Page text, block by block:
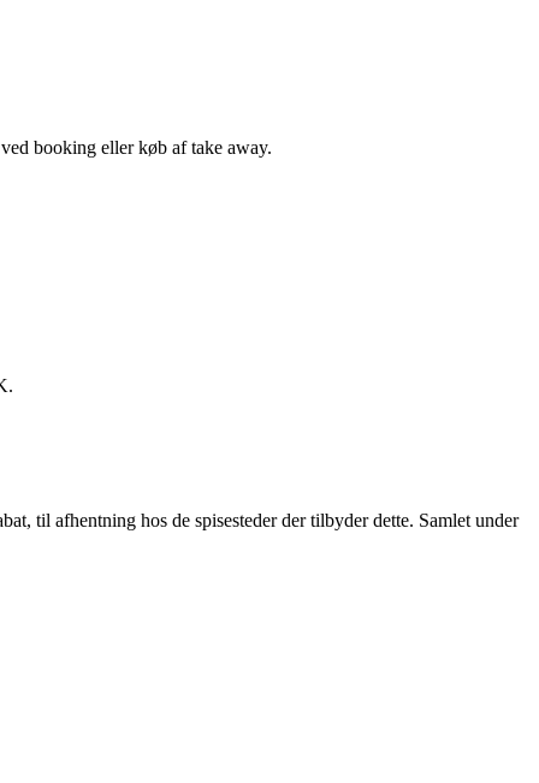
booking eller køb af take away.
til afhentning hos de spisesteder der tilbyder dette. Samlet under